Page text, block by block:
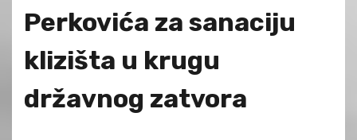
Perkovića za sanaciju
klizišta u krugu
državnog zatvora